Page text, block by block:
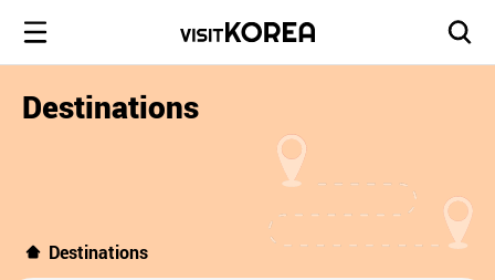
Destinations
Destinations